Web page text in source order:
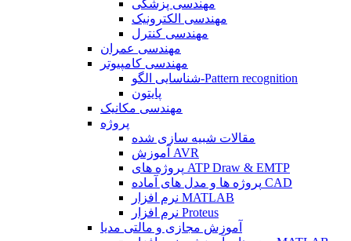
مهندسی پزشکی
مهندسی الکترونیک
مهندسی کنترل
مهندسی عمران
مهندسی کامپیوتر
شناسایی الگو-Pattern recognition
پایتون
مهندسی مکانیک
پروژه
مقالات شبیه سازی شده
آموزش AVR
پروژه های ATP Draw & EMTP
پروژه ها و مدل های آماده CAD
نرم افزار MATLAB
نرم افزار Proteus
آموزش مجازی و مالتی مدیا